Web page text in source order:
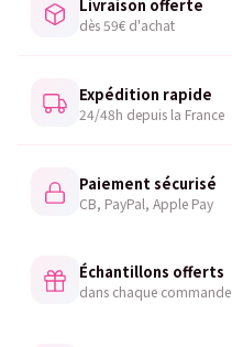
Livraison offerte
dès 59€ d'achat
Expédition rapide
24/48h depuis la France
Paiement sécurisé
CB, PayPal, Apple Pay
Échantillons offerts
dans chaque commande